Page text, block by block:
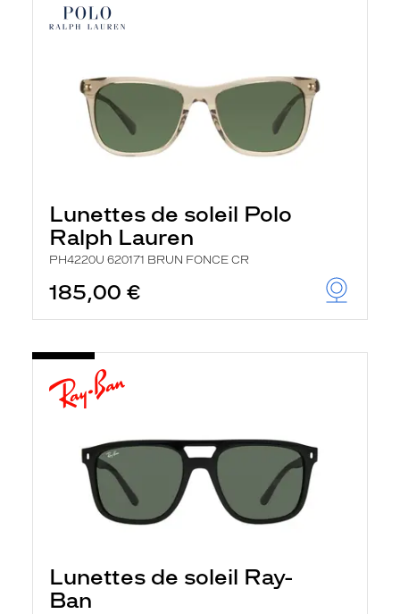
Lunettes de soleil Polo
Ralph Lauren
PH4220U 620171 BRUN FONCE CR
185,00 €
Lunettes de soleil Ray-
Ban